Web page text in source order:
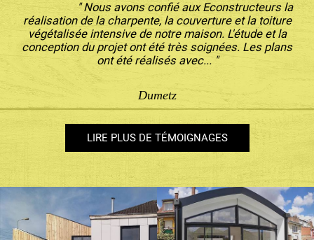
" Nous avons confié aux Econstructeurs la
réalisation de la charpente, la couverture et la toiture
végétalisée intensive de notre maison. L'étude et la
conception du projet ont été très soignées. Les plans
ont été réalisés avec... "
Dumetz
LIRE PLUS DE TÉMOIGNAGES